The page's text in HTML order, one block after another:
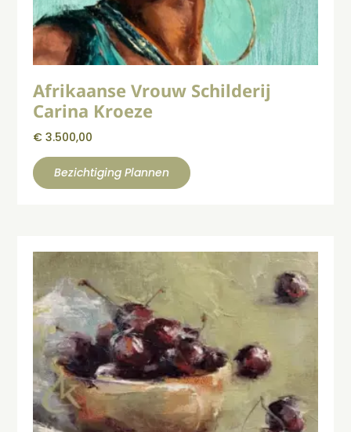
Afrikaanse Vrouw Schilderij
Carina Kroeze
€ 3.500,00
Bezichtiging Plannen